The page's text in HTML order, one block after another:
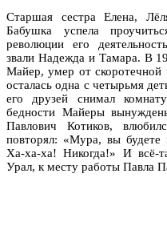
Старшая сестра Елена,
Бабушка успела
революции его
звали Надежда и Тамара. В
Майер, умер от скоротечной
осталась одна с четырьмя
его друзей снимал
бедности Майеры
Павлович Котиков,
повторял: «Мура, вы
Ха-ха-ха! Никогда!» И всё-
Урал, к месту работы Павла